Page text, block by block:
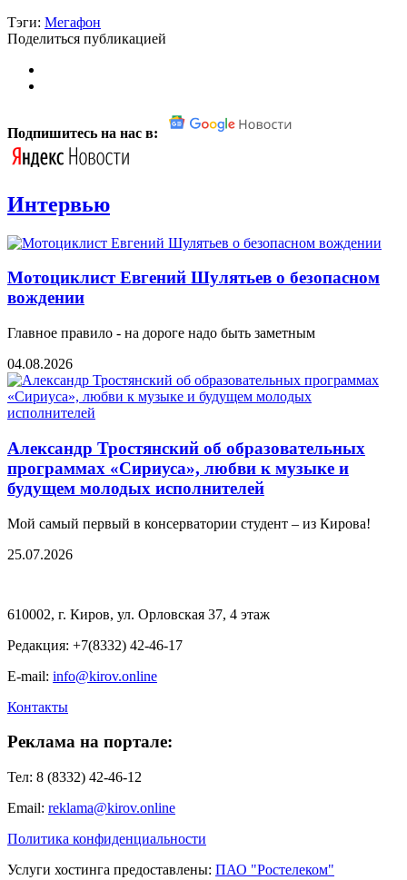
Тэги: Мегафон
Поделиться публикацией
Подпишитесь на нас в:
Интервью
Мотоциклист Евгений Шулятьев о безопасном
вождении
Главное правило - на дороге надо быть заметным
04.08.2026
Александр Тростянский об образовательных
программах «Сириуса», любви к музыке и
будущем молодых исполнителей
Мой самый первый в консерватории студент – из Кирова!
25.07.2026
610002, г. Киров, ул. Орловская 37, 4 этаж
Редакция: +7(8332) 42-46-17
E-mail: info@kirov.online
Контакты
Реклама на портале:
Тел: 8 (8332) 42-46-12
Email: reklama@kirov.online
Политика конфиденциальности
Услуги хостинга предоставлены: ПАО "Ростелеком"